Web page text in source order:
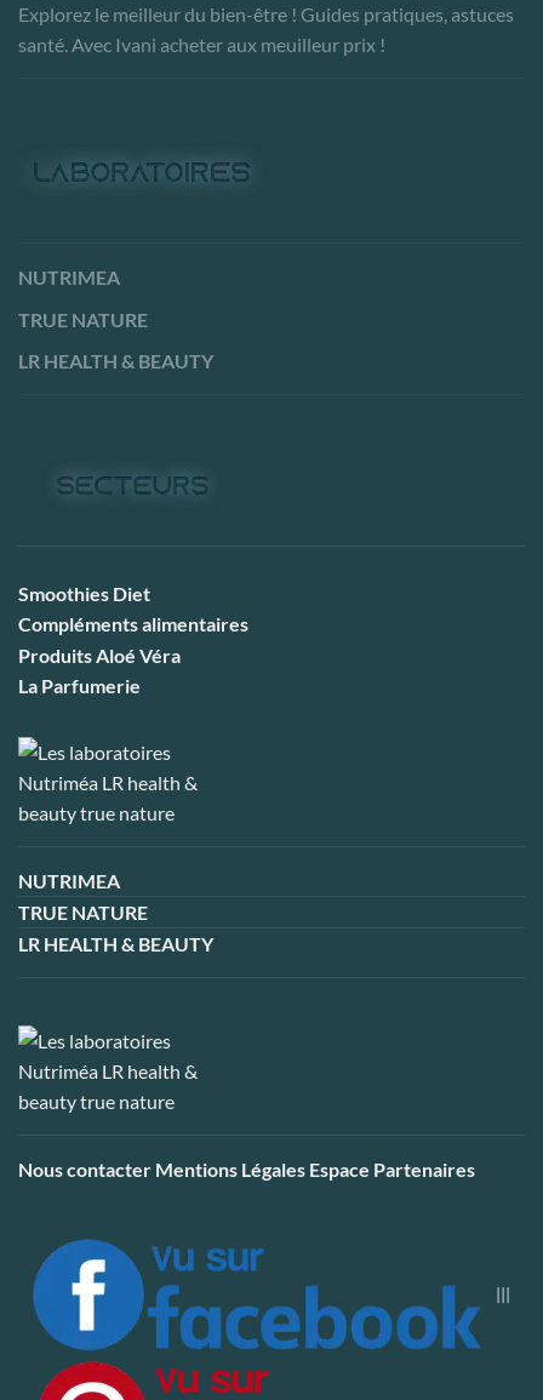
Explorez le meilleur du bien-être ! Guides pratiques, astuces
santé. Avec Ivani acheter aux meuilleur prix !
NUTRIMEA
TRUE NATURE
LR HEALTH & BEAUTY
Smoothies Diet
Compléments alimentaires
Produits Aloé Véra
La Parfumerie
NUTRIMEA
TRUE NATURE
LR HEALTH & BEAUTY
Nous contacter Mentions Légales Espace Partenaires
|||